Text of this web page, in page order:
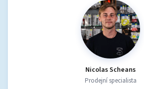
Nicolas Scheans
Prodejní specialista